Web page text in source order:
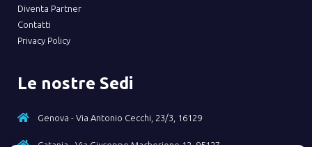
Diventa Partner
Contatti
Privacy Policy
Le nostre Sedi
Genova - Via Antonio Cecchi, 23/3, 16129
Catania - Via Giuseppe Macherione 12, 95127